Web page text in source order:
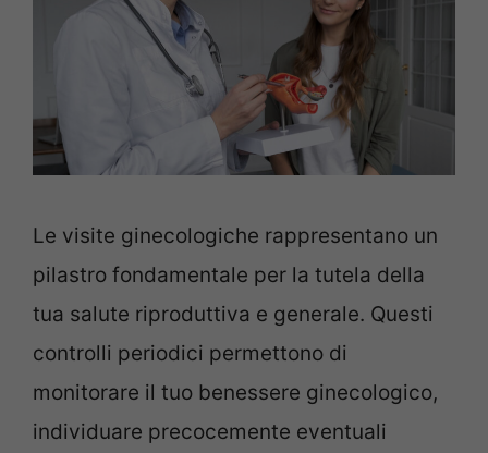
Le visite ginecologiche rappresentano un
pilastro fondamentale per la tutela della
tua salute riproduttiva e generale. Questi
controlli periodici permettono di
monitorare il tuo benessere ginecologico,
individuare precocemente eventuali